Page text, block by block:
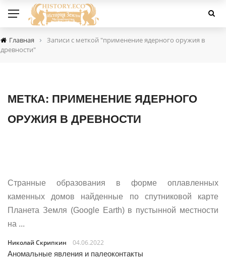
Главная ›
Записи с меткой "применение ядерного оружия в
древности"
МЕТКА: ПРИМЕНЕНИЕ ЯДЕРНОГО
ОРУЖИЯ В ДРЕВНОСТИ
Странные образования в форме оплавленных
каменных домов найденные по спутниковой карте
Планета Земля (Google Earth) в пустынной местности
на ...
Николай Скрипкин
04.06.2022
Аномальные явления и палеоконтакты